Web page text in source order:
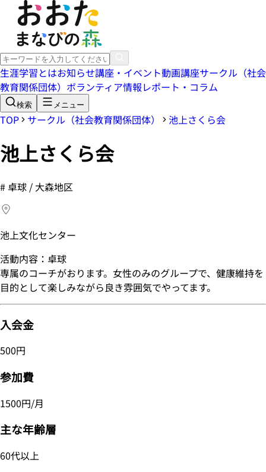
生涯学習とはお知らせ講座・イベント動画講座サークル（社会
教育関係団体） ボランティア情報レポート・コラム
検索 メニュー
TOP サークル（社会教育関係団体） 池上さくら会
池上さくら会
# 卓球 / 大森地区
池上文化センター
活動内容：卓球
専属のコーチがおります。女性のみのグループで、健康維持を
目的として楽しみながら良き雰囲気でやってます。
入会金
500円
参加費
1500円/月
主な年齢層
60代以上